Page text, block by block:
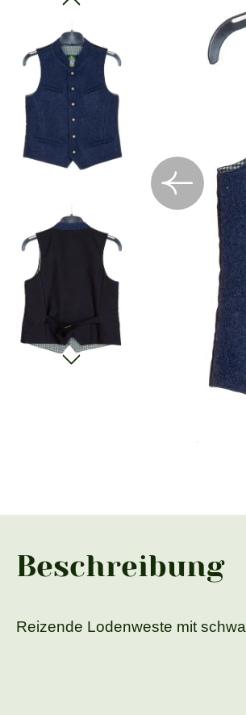
Beschreibung
Reizende Lodenweste mit